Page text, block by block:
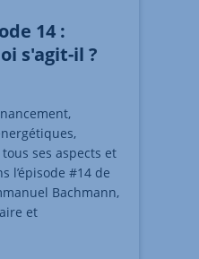
14 :
s'agit-il ?
ses aspects et
l’épisode #14 de
Bachmann,
et